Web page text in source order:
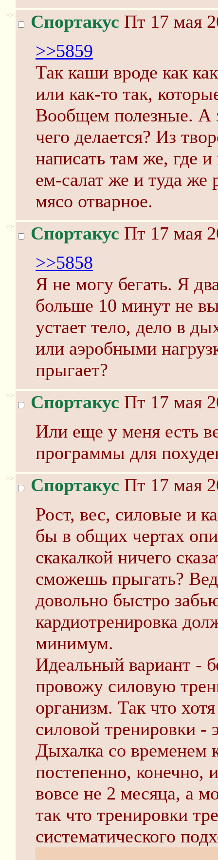
>> Спортакус Пт 17 мая
>>5859
Так каши вроде как
или как-то так,
Вообщем полезные. А
чего делается? Из
написать там же, где
ем-салат же и туда же
мясо отварное.
>> Спортакус Пт 17 мая
>>5858
Я не могу бегать. Я
больше 10 минут не
устает тело, дело в
или аэробными
прыгает?
>> Спортакус Пт 17 мая
Или еще у меня есть
программы для
>> Спортакус Пт 17 мая
Рост, вес, силовые и
бы в общих чертах
скакалкой ничего
сможешь прыгать?
довольно быстро
кардиотренировка
минимум.
Идеальный вариант -
провожу силовую
организм. Так что
силовой тренировки -
Дыхалка со временем
постепенно, конечно,
вовсе не 2 месяца, а
так что тренировки
систематического